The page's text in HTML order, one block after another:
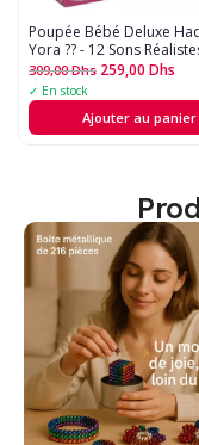
Poupée Bébé Deluxe
Yora ?? - 12 Sons
Accessoires - Jeu
309,00Dhs 259,00 Dhs
✓ En stock
Ajouter au panier